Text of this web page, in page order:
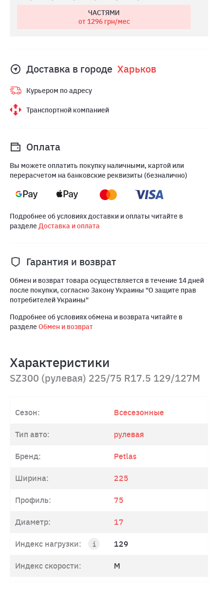
ЧАСТЯМИ
от 1296грн/мес
Доставка в городе Харьков
Курьером по адресу
Транспортной компанией
Оплата
Вы можете оплатить покупку наличными, картой или
перерасчетом на банковские реквизиты (безналично)
Подробнее об условиях доставки и оплаты читайте в
разделеДоставка и оплата
Гарантия и возврат
Обмен и возврат товара осуществляется в течение 14 дней
после покупки, согласно Закону Украины "О защите прав
потребителей Украины"
Подробнее об условиях обмена и возврата читайте в
разделеОбмен и возврат
Характеристики
SZ300 (рулевая) 225/75 R17.5 129/127M
Сезон: Всесезонные
Тип авто: рулевая
Бренд: Petlas
Ширина: 225
Профиль: 75
Диаметр: 17
Индекс нагрузки: 129
Индекс скорости: M